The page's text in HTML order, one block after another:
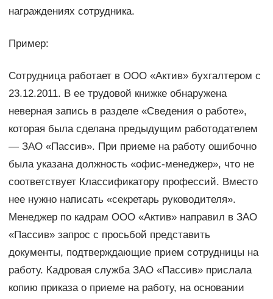
награждениях сотрудника.
Пример:
Сотрудница работает в ООО «Актив» бухгалтером с
23.12.2011. В ее трудовой книжке обнаружена
неверная запись в разделе «Сведения о работе»,
которая была сделана предыдущим работодателем
— ЗАО «Пассив». При приеме на работу ошибочно
была указана должность «офис-менеджер», что не
соответствует Классификатору профессий. Вместо
нее нужно написать «секретарь руководителя».
Менеджер по кадрам ООО «Актив» направил в ЗАО
«Пассив» запрос с просьбой представить
документы, подтверждающие прием сотрудницы на
работу. Кадровая служба ЗАО «Пассив» прислала
копию приказа о приеме на работу, на основании